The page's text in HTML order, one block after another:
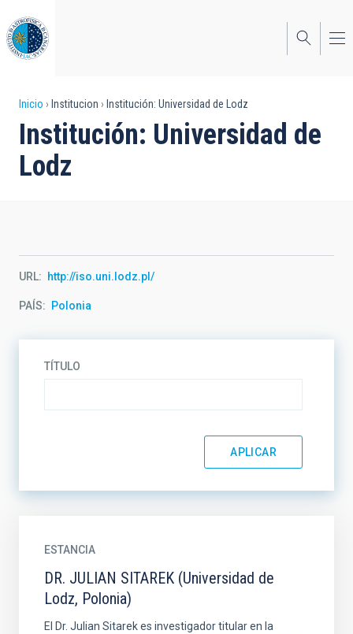
al
contenido
principal
Sobrescribir
enlaces
de
navegación
Inicio Institucion Institución: Universidad de Lodz
Institución: Universidad de
Lodz
URL http://iso.uni.lodz.pl/
PAÍS Polonia
TÍTULO
ESTANCIA
DR. JULIAN SITAREK (Universidad de
Lodz, Polonia)
El Dr. Julian Sitarek es investigador titular en la